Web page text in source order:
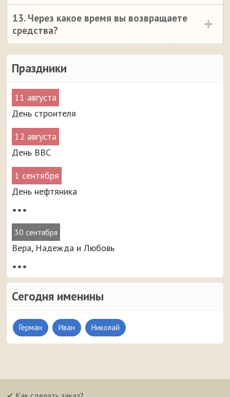
Праздники
11 августа
День строителя
12 августа
День ВВС
1 сентября
День нефтяника
•••
30 сентября
Вера, Надежда и Любовь
•••
Сегодня именины
Герман Иван Николай
13. Через какое время вы возвращаете
средства?